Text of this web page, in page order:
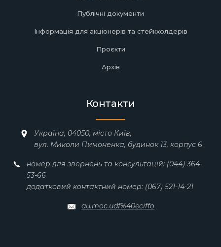
Публічні документи
Інформація для акціонерів та стейкхолдерів
Проєкти
Архів
Контакти
Україна, 04050, місто Київ,
вул. Миколи Пимоненка, будинок 13, корпус 6
номер для звернень та консультацій: (044) 364-
53-66
додатковий контактний номер: (067) 521-14-21
au.moc.udf%40eciffo